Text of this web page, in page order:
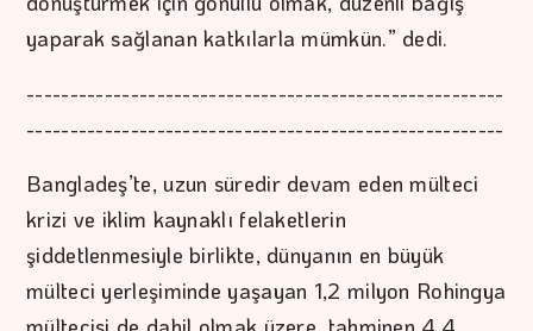
yaparak sağlanan katkılarla mümkün.” dedi.
-------------------------------------------------------
-------------------------------------------------------
Bangladeş’te, uzun süredir devam eden mülteci
krizi ve iklim kaynaklı felaketlerin
şiddetlenmesiyle birlikte, dünyanın en büyük
mülteci yerleşiminde yaşayan 1,2 milyon Rohingya